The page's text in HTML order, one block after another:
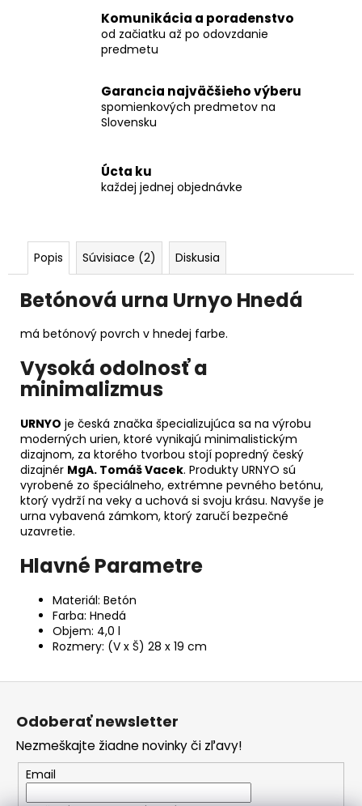
Komunikácia a poradenstvo
od začiatku až po odovzdanie
predmetu
Garancia najväčšieho výberu
spomienkových predmetov na
Slovensku
Úcta ku
každej jednej objednávke
Popis Súvisiace (2) Diskusia
Betónová urna Urnyo Hnedá
má betónový povrch v hnedej farbe.
Vysoká odolnosť a
minimalizmus
URNYO je česká značka špecializujúca sa na výrobu
moderných urien, ktoré vynikajú minimalistickým
dizajnom, za ktorého tvorbou stojí popredný český
dizajnér MgA. Tomáš Vacek. Produkty URNYO sú
vyrobené zo špeciálneho, extrémne pevného betónu,
ktorý vydrží na veky a uchová si svoju krásu. Navyše je
urna vybavená zámkom, ktorý zaručí bezpečné
uzavretie.
Hlavné Parametre
Materiál: Betón
Farba: Hnedá
Objem: 4,0 l
Rozmery: (V x Š) 28 x 19 cm
Odoberať newsletter
Nezmeškajte žiadne novinky či zľavy!
Email